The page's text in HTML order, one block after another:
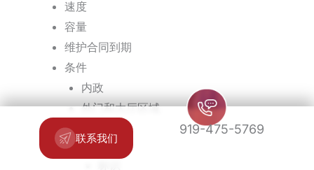
速度
容量
维护合同到期
条件
内政
外门和大厅区域
楼梯
联系我们
919-475-5769